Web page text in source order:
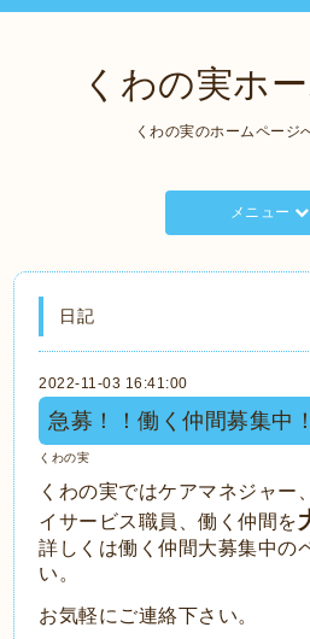
くわの実ホ
くわの実のホームページ
メニュー
日記
2022-11-03 16:41:00
急募！！働く仲間募集中
くわの実
くわの実ではケアマネジャー
イサービス職員、働く仲間を
詳しくは働く仲間大募集中の
い。
お気軽にご連絡下さい。